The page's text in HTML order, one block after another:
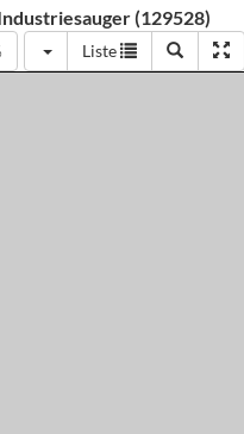
(129528)
Liste